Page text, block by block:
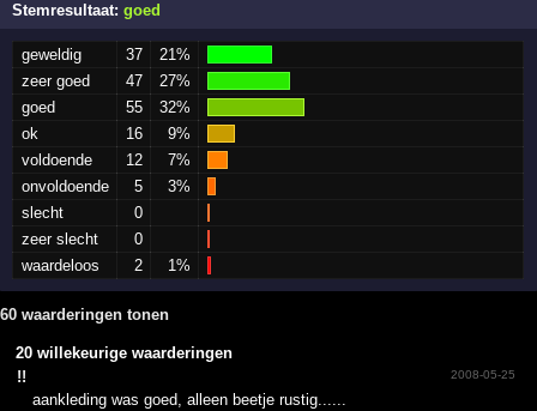
Stemresultaat:goed
geweldig 37
21%
zeer goed
47
27%
goed
55
32%
ok
16
9%
voldoende
12
7%
onvoldoende
5
3%
slecht
0
zeer slecht
0
waardeloos
2 1%
60 waarderingen tonen
20 willekeurige waarderingen
!!
2008-05-25
aankleding was goed, alleen beetje rustig......